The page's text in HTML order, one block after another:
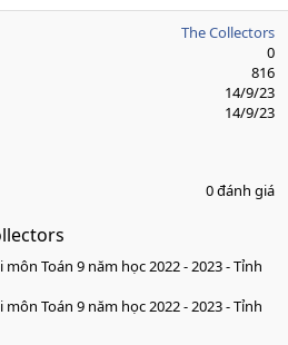
The Collectors
0
816
14/9/23
14/9/23
0 đánh giá
Toán 9 năm học 2022 - 2023 - Tỉnh
Toán 9 năm học 2022 - 2023 - Tỉnh